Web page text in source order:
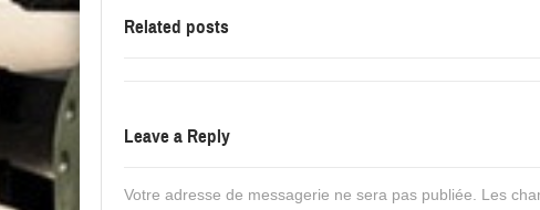
Related posts
Leave a Reply
Votre adresse de messagerie ne sera pas publiée. Les